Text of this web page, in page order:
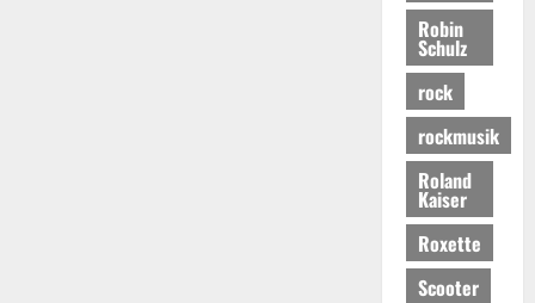
Robin
Schulz
rock
rockmusik
Roland
Kaiser
Roxette
Scooter